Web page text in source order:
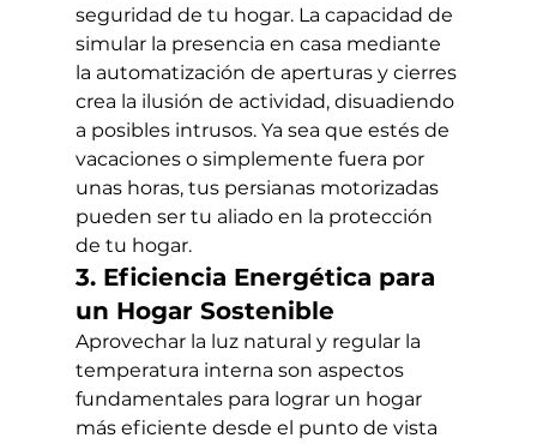
seguridad de tu hogar. La capacidad de
simular la presencia en casa mediante
la automatización de aperturas y cierres
crea la ilusión de actividad, disuadiendo
a posibles intrusos. Ya sea que estés de
vacaciones o simplemente fuera por
unas horas, tus persianas motorizadas
pueden ser tu aliado en la protección
de tu hogar.
3. Eficiencia Energética para
un Hogar Sostenible
Aprovechar la luz natural y regular la
temperatura interna son aspectos
fundamentales para lograr un hogar
más eficiente desde el punto de vista